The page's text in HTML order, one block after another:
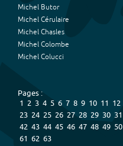
Michel Butor
Michel Cérulaire
Michel Chasles
Michel Colombe
Michel Colucci
Pages :
1 2 3 4 5 6 7 8 9 10 11 12
23 24 25 26 27 28 29 30 31
42 43 44 45 46 47 48 49 50
61 62 63